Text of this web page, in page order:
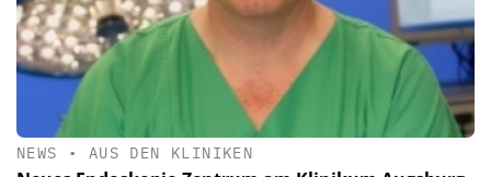
NEWS • AUS DEN KLINIKEN